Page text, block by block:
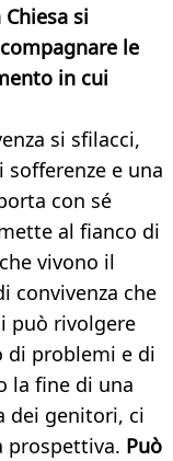
si
le
in cui
si sfilacci,
sofferenze e una
con sé
al fianco di
vivono il
convivenza che
può rivolgere
di problemi e di
la fine di una
dei genitori, ci
prospettiva. Può